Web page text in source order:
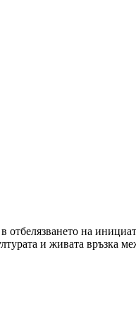
на
и живата връзка